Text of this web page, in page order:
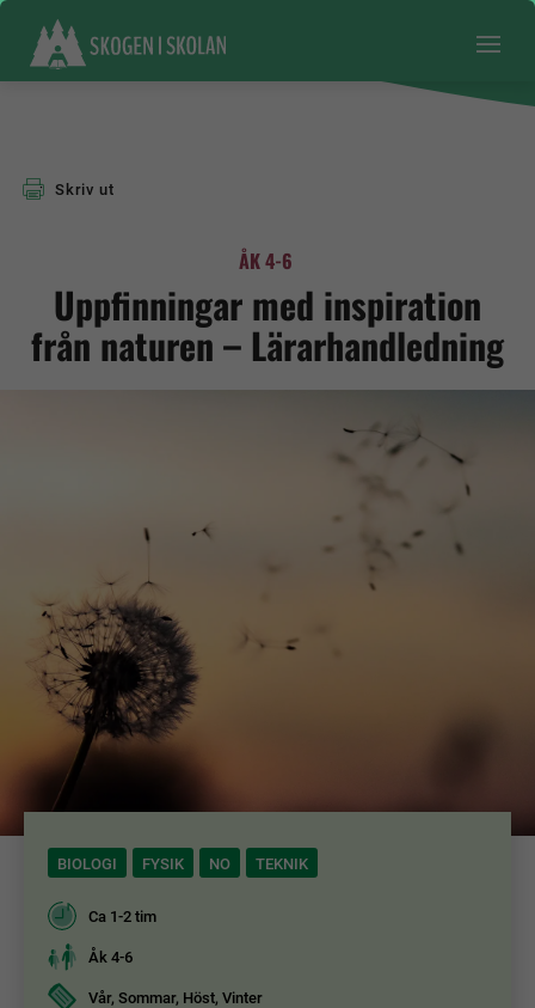
Skriv ut
ÅK 4-6
Uppfinningar med inspiration
från naturen – Lärarhandledning
BIOLOGI FYSIK NO TEKNIK
Ca 1-2 tim
Åk 4-6
Vår, Sommar, Höst, Vinter